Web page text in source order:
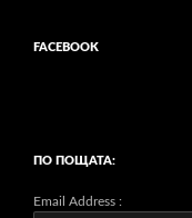
FACEBOOK
ПО ПОЩАТА:
Email Address :